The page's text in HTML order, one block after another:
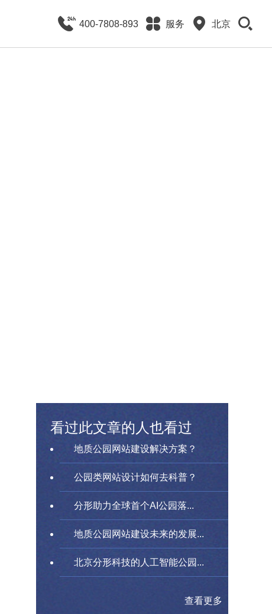
400-7808-893 服务 北京
看过此文章的人也看过
地质公园网站建设解决方案？
公园类网站设计如何去科普？
分形助力全球首个AI公园落...
地质公园网站建设未来的发展...
北京分形科技的人工智能公园...
查看更多